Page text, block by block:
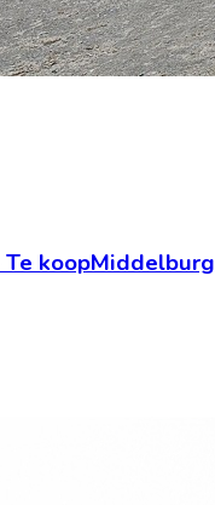
Te koopMiddelburg